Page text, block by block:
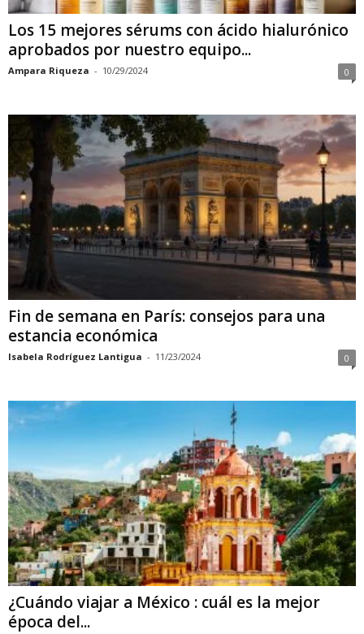
Los 15 mejores sérums con ácido hialurónico
aprobados por nuestro equipo...
Ampara Riqueza - 10/29/2024 0
Fin de semana en París: consejos para una
estancia económica
Isabela Rodríguez Lantigua - 11/23/2024 0
¿Cuándo viajar a México : cuál es la mejor
época del...